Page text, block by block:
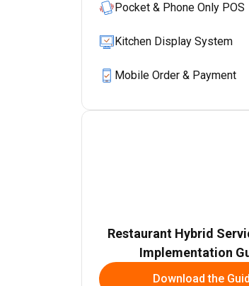
Pocket & Phone Only POS
Kitchen Display System
Mobile Order & Payment
Restaurant Hybrid
Implementation
Download the